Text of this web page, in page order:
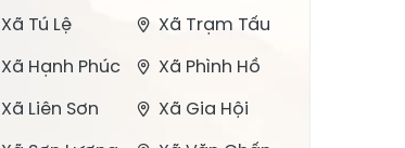
Xã Tú Lệ
Xã Trạm Tấu
Xã Hạnh Phúc
Xã Phình Hồ
Xã Liên Sơn
Xã Gia Hội